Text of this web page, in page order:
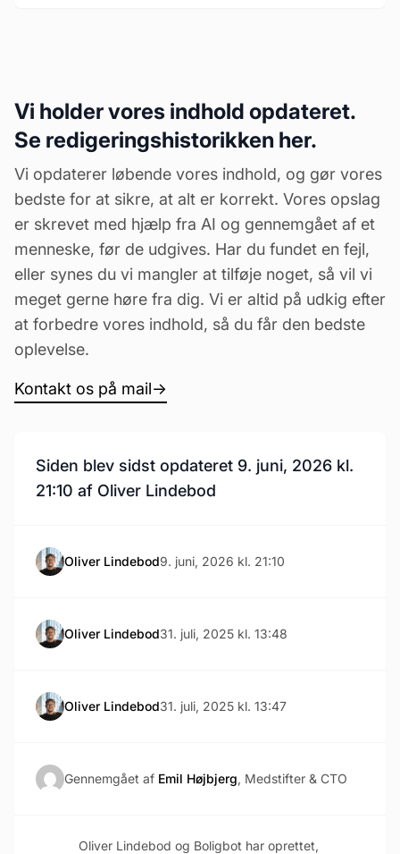
Vi holder vores indhold opdateret.
Se redigeringshistorikken her.
Vi opdaterer løbende vores indhold, og gør vores
bedste for at sikre, at alt er korrekt. Vores opslag
er skrevet med hjælp fra AI og gennemgået af et
menneske, før de udgives. Har du fundet en fejl,
eller synes du vi mangler at tilføje noget, så vil vi
meget gerne høre fra dig. Vi er altid på udkig efter
at forbedre vores indhold, så du får den bedste
oplevelse.
Kontakt os på mail→
Siden blev sidst opdateret 9. juni, 2026 kl.
21:10 af Oliver Lindebod
Oliver Lindebod9. juni, 2026 kl. 21:10
Oliver Lindebod31. juli, 2025 kl. 13:48
Oliver Lindebod31. juli, 2025 kl. 13:47
Gennemgået af Emil Højbjerg, Medstifter & CTO
Oliver Lindebod og Boligbot har oprettet,